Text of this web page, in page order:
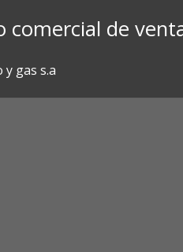
comercial de
gas s.a